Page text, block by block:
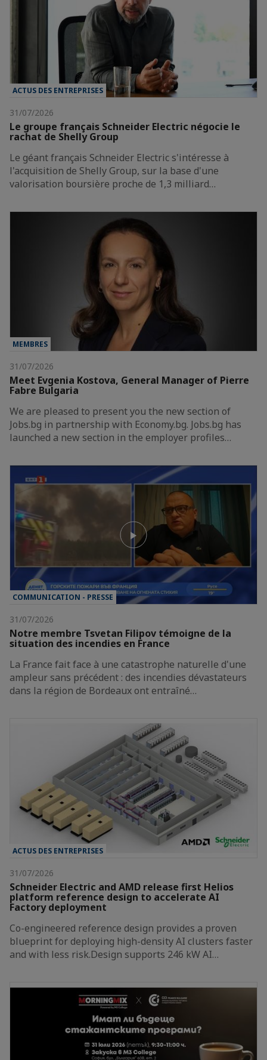
ACTUS DES ENTREPRISES
31/07/2026
Le groupe français Schneider Electric négocie le
rachat de Shelly Group
Le géant français Schneider Electric s'intéresse à
l'acquisition de Shelly Group, sur la base d'une
valorisation boursière proche de 1,3 milliard…
MEMBRES
31/07/2026
Meet Evgenia Kostova, General Manager of Pierre
Fabre Bulgaria
We are pleased to present you the new section of
Jobs.bg in partnership with Economy.bg. Jobs.bg has
launched a new section in the employer profiles…
COMMUNICATION - PRESSE
31/07/2026
Notre membre Tsvetan Filipov témoigne de la
situation des incendies en France
La France fait face à une catastrophe naturelle d'une
ampleur sans précédent : des incendies dévastateurs
dans la région de Bordeaux ont entraîné…
ACTUS DES ENTREPRISES
31/07/2026
Schneider Electric and AMD release first Helios
platform reference design to accelerate AI
Factory deployment
Co-engineered reference design provides a proven
blueprint for deploying high-density AI clusters faster
and with less risk.Design supports 246 kW AI…